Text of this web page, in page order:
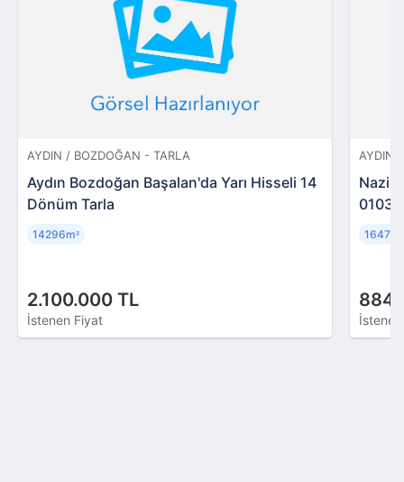
AYDIN / BOZDOĞAN - TARLA
Aydın Bozdoğan Başalan'da Yarı Hisseli 14
Dönüm Tarla
2.100.000 TL
İstenen Fiyat
14296m²
AYDIN
Nazilli